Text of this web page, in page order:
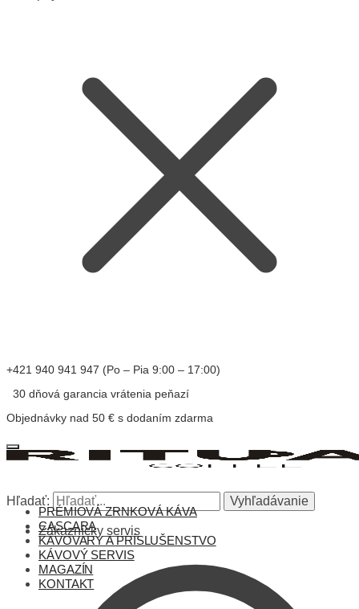
+421 940 941 947 (Po – Pia 9:00 – 17:00)
30 dňová garancia vrátenia peňazí
Objednávky nad 50 € s dodaním zdarma
Hľadať: Vyhľadávanie
Zákaznícky servis
PRÉMIOVÁ ZRNKOVÁ KÁVA
CASCARA
KÁVOVARY A PRÍSLUŠENSTVO
KÁVOVÝ SERVIS
MAGAZÍN
KONTAKT